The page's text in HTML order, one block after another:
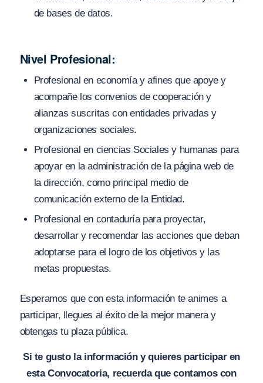
de bases de datos.
Nivel Profesional:
Profesional en economía y afines que apoye y
acompañe los convenios de cooperación y
alianzas suscritas con entidades privadas y
organizaciones sociales.
Profesional en ciencias Sociales y humanas para
apoyar en la administración de la página web de
la dirección, como principal medio de
comunicación externo de la Entidad.
Profesional en contaduría para proyectar,
desarrollar y recomendar las acciones que deban
adoptarse para el logro de los objetivos y las
metas propuestas.
Esperamos que con esta información te animes a
participar, llegues al éxito de la mejor manera y
obtengas tu plaza pública.
Si te gusto la información y quieres participar en
esta Convocatoria, recuerda que contamos con